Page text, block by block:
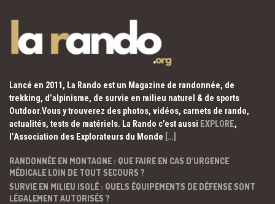
Lancé en 2011, La Rando est un Magazine de randonnée, de
trekking, d’alpinisme, de survie en milieu naturel & de sports
Outdoor.Vous y trouverez des photos, vidéos, carnets de rando,
actualités, tests de matériels. La Rando c’est aussi EXPLORE,
l’Association des Explorateurs du Monde […]
RANDONNÉE EN MONTAGNE : QUE FAIRE EN CAS D’URGENCE
MÉDICALE LOIN DE TOUT SECOURS ?
SURVIE EN MILIEU ISOLÉ : QUELS ÉQUIPEMENTS DE DÉFENSE SONT
LÉGALEMENT AUTORISÉS ?